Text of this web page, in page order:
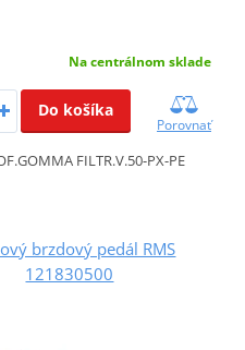
Na centrálnom sklade
Do košíka
Porovnať
FILTR.V.50-PX-PE
brzdový pedál RMS
121830500